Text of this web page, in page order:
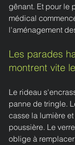
gênant. Et pour le
médical
l'aménagement
Les parades
montrent vite
Le rideau
panne de tringle.
casse la lumière
poussière. Le
oblige à